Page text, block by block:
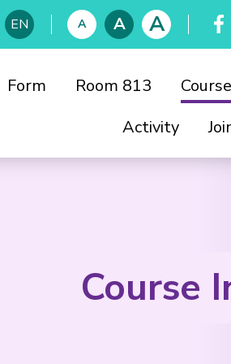
EN A A A
Form Room 813
Activity
Course